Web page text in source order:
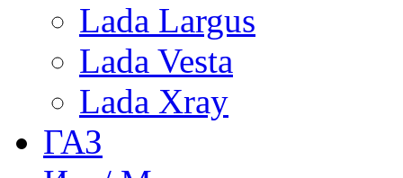
Lada Largus
Lada Vesta
Lada Xray
ГАЗ